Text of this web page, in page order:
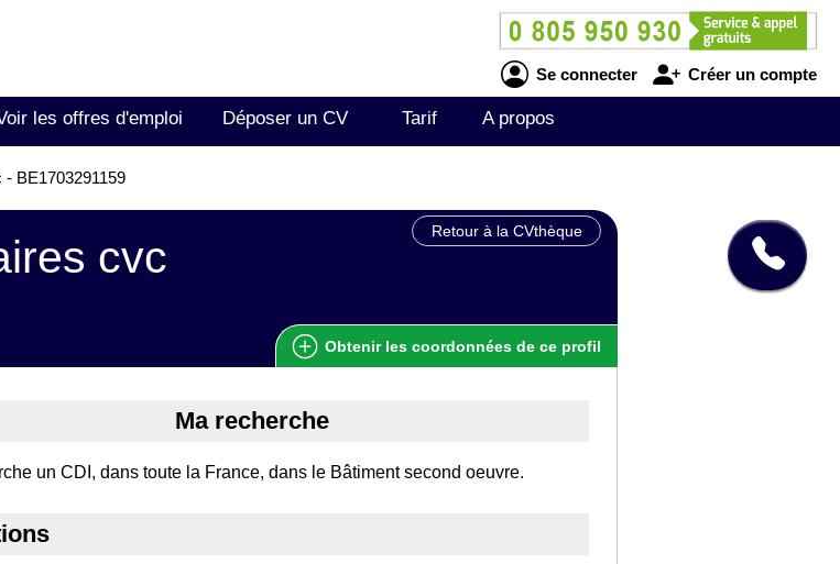
Se connecter Créer un compte
les offres d'emploi Déposer un CV Tarif A propos
BE1703291159
Retour à la CVthèque
cvc
Obtenir les coordonnées de ce profil
Ma recherche
un CDI, dans toute la France, dans le Bâtiment second oeuvre.